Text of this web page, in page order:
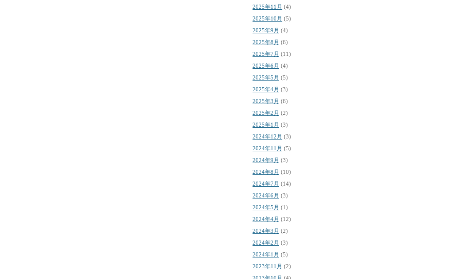
2025年11月 (4)
2025年10月 (5)
2025年9月 (4)
2025年8月 (6)
2025年7月 (11)
2025年6月 (4)
2025年5月 (5)
2025年4月 (3)
2025年3月 (6)
2025年2月 (2)
2025年1月 (3)
2024年12月 (3)
2024年11月 (5)
2024年9月 (3)
2024年8月 (10)
2024年7月 (14)
2024年6月 (3)
2024年5月 (1)
2024年4月 (12)
2024年3月 (2)
2024年2月 (3)
2024年1月 (5)
2023年11月 (2)